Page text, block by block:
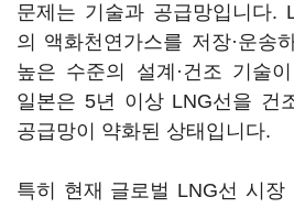
문제는 기술과 공급망입니다.
의 액화천연가스를 저장·운송
높은 수준의 설계·건조 기술
일본은 5년 이상 LNG선을 건
공급망이 약화된 상태입니다.
특히 현재 글로벌 LNG선 시장